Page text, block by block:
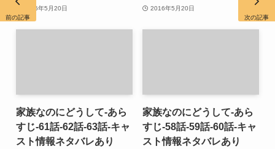
2016年5月20日 2016年5月20日
家族なのにどうして-あら
すじ-61話-62話-63話-キャ
スト情報ネタバレあり
家族なのにどうして-あら
すじ-58話-59話-60話-キャ
スト情報ネタバレあり
前の記事 次の記事